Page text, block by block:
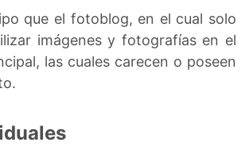
que el fotoblog, en el cual solo
imágenes y fotografías en el
las cuales carecen o poseen